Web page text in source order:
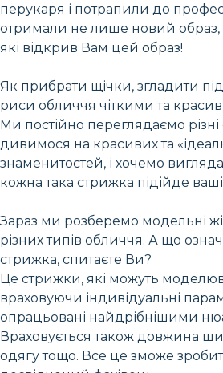
перукаря і потрапили до
отримали не лише новий образ,
які відкрив Вам цей образ!
Як прибрати щічки, згладити
риси обличчя чіткими та
Ми постійно переглядаємо різні
дивимося на красивих та
знаменитостей, і хочемо
кожна така стрижка підійде
Зараз ми розберемо модельні
різних типів обличчя. А що
стрижка, спитаєте Ви?
Це стрижки, які можуть
враховуючи індивідуальні
опрацьовані найдрібнішими
Враховується також довжина
одягу тощо. Все це зможе